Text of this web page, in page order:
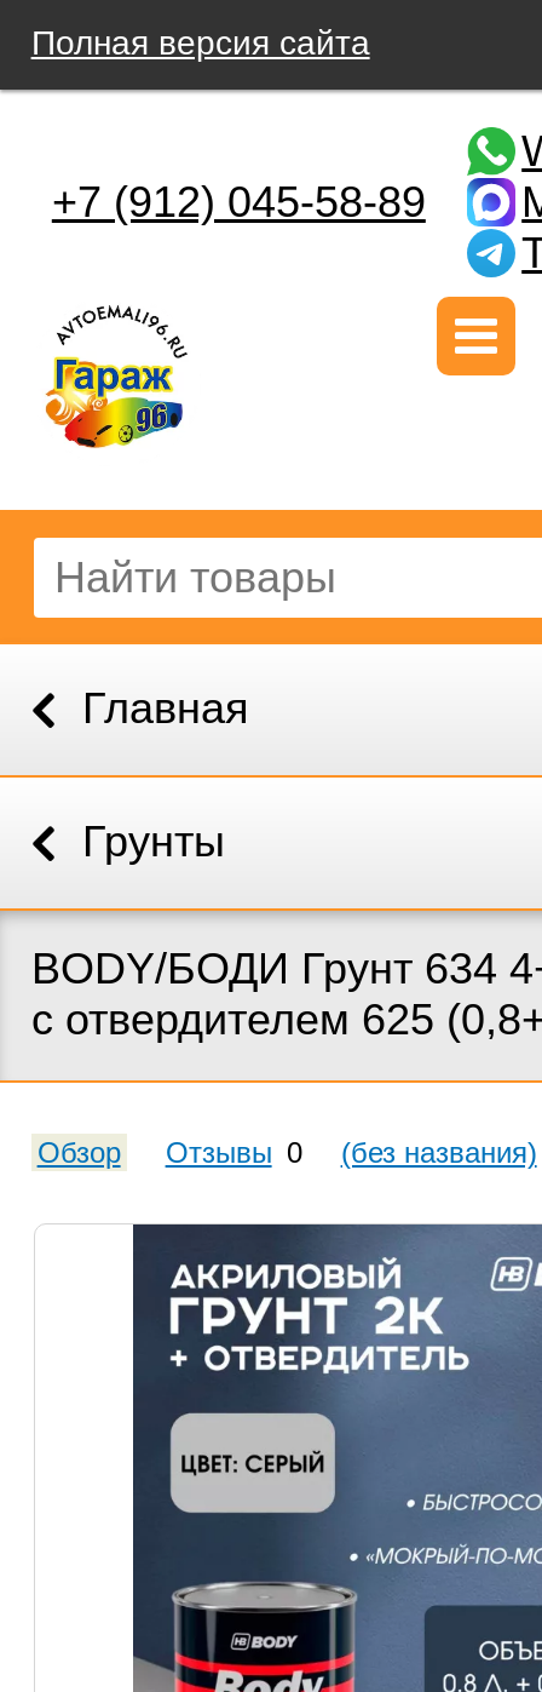
Полная версия сайта
+7 (912) 045-58-89
Главная
Грунты
BODY/БОДИ Грунт 634
с отвердителем 625
Обзор Отзывы 0 (без названия)